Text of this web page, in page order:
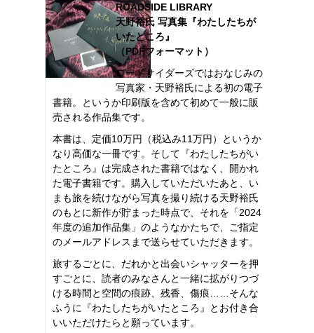
ROADSIDE LIBRARY
天野裕氏 写真集『わたしたちが
いたところ』
（PDFフォーマット）
ロードサイダーズではおなじみの
写真家・天野裕氏による初の電子
書籍。というか印刷版を含めて初めて一般に販
売される作品集です。
本書は、定価10万円（税込み11万円）というか
なり高価な一冊です。そして『わたしたちがい
たところ』は完成された書籍ではなく、開かれ
た電子書籍です。購入していただいたあと、い
まも旅を続けながら写真を撮り続ける天野裕氏
のもとに新作が貯まった時点で、それを「2024
年度の追加作品集」のようなかたちで、ご指定
のメールアドレスまで送らせていただきます。
旅するごとに、だれかと出会いシャッターを押
すごとに、読者のみなさんと一緒に拡がりつづ
ける時間と空間の痕跡、残香、傷痕……そんな
ふうに『わたしたちがいたところ』とお付き合
いいただけたらと願っています。